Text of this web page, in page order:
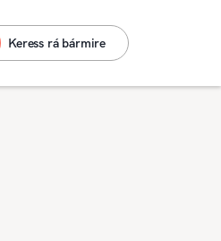
Keress rá bármire